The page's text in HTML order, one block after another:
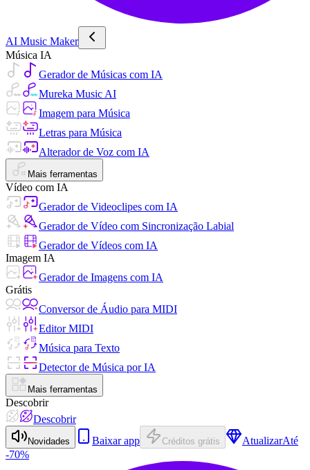
AI Music Maker
Música IA
Gerador de Músicas com IA
Mureka Music AI
Imagem para Música
Letras para Música
Alterador de Voz com IA
Mais ferramentas
Vídeo com IA
Gerador de Videoclipes com IA
Gerador de Vídeo com Sincronização Labial
Gerador de Vídeos com IA
Imagem IA
Gerador de Imagens com IA
Grátis
Conversor de Áudio para MIDI
Editor MIDI
Música para Texto
Detector de Música por IA
Mais ferramentas
Descobrir
Descobrir
Novidades Baixar app Créditos grátis AtualizarAté
-70%